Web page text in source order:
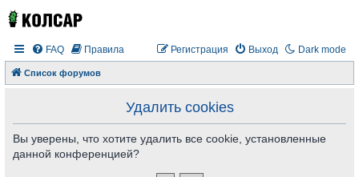
Dark mode
FAQ Правила Выход
Регистрация
Список форумов
Удалить cookies
Вы уверены, что хотите удалить все cookie, установленные
данной конференцией?